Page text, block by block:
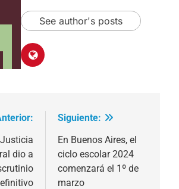
See author's posts
dio a
Siguiente:
En Buenos Aires, el
ciclo escolar 2024
comenzará el 1º de
marzo